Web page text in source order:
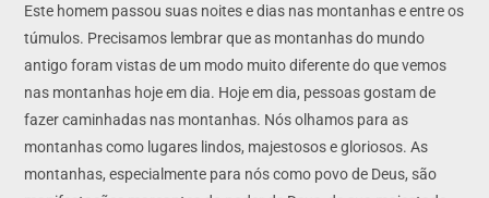
Este homem passou suas noites e dias nas montanhas e entre os
túmulos. Precisamos lembrar que as montanhas do mundo
antigo foram vistas de um modo muito diferente do que vemos
nas montanhas hoje em dia. Hoje em dia, pessoas gostam de
fazer caminhadas nas montanhas. Nós olhamos para as
montanhas como lugares lindos, majestosos e gloriosos. As
montanhas, especialmente para nós como povo de Deus, são